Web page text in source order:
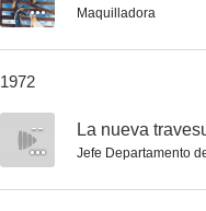
Maquilladora
1972
-- La nueva
Jefe Departamento